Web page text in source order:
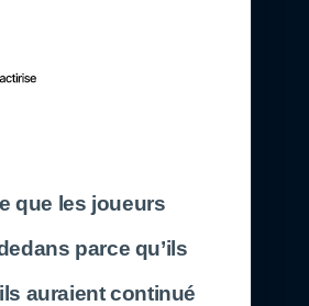
que les joueurs
parce qu’ils
auraient continué